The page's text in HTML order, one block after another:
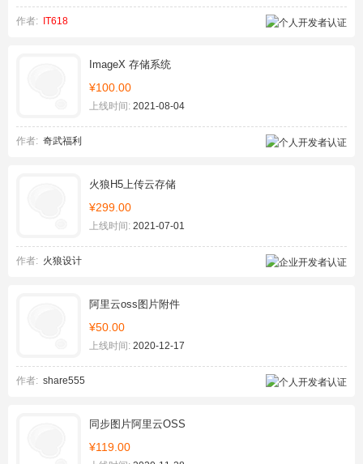
作者: IT618
ImageX 存储系统
¥100.00
上线时间: 2021-08-04
作者: 奇武福利
火狼H5上传云存储
¥299.00
上线时间: 2021-07-01
作者: 火狼设计
阿里云oss图片附件
¥50.00
上线时间: 2020-12-17
作者: share555
同步图片阿里云OSS
¥119.00